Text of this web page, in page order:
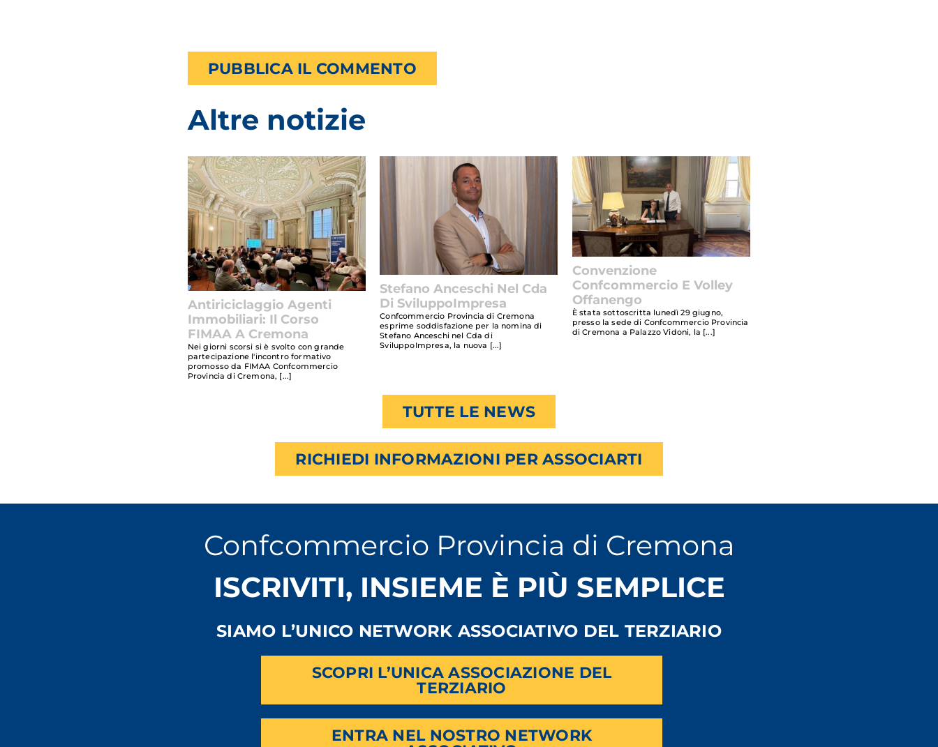
Altre notizie
Antiriciclaggio Agenti
Immobiliari: Il Corso
FIMAA A Cremona
Nei giorni scorsi si è svolto con grande
partecipazione l'incontro formativo
promosso da FIMAA Confcommercio
Provincia di Cremona,
Stefano Anceschi Nel Cda
Di SviluppoImpresa
Confcommercio Provincia di Cremona
esprime soddisfazione per la nomina di
Stefano Anceschi nel Cda di
SviluppoImpresa, la nuova
Convenzione
Confcommercio E Volley
Offanengo
È stata sottoscritta lunedì 29 giugno,
presso la sede di Confcommercio Provincia
di Cremona a Palazzo Vidoni, la
TUTTE LE NEWS
RICHIEDI INFORMAZIONI PER ASSOCIARTI
Confcommercio Provincia di Cremona
ISCRIVITI, INSIEME È PIÙ SEMPLICE
SIAMO L’UNICO NETWORK ASSOCIATIVO DEL TERZIARIO
SCOPRI L’UNICA ASSOCIAZIONE DEL
TERZIARIO
ENTRA NEL NOSTRO NETWORK